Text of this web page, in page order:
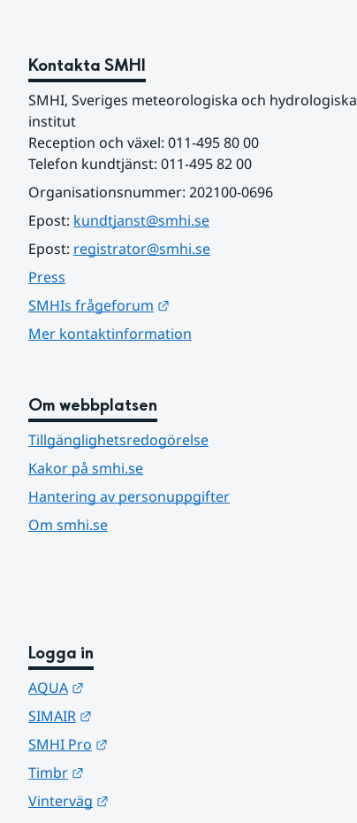
Kontakta SMHI
SMHI, Sveriges meteorologiska och hydrologiska
institut
Reception och växel: 011-495 80 00
Telefon kundtjänst: 011-495 82 00
Organisationsnummer: 202100-0696
Epost: kundtjanst@smhi.se
Epost: registrator@smhi.se
Press
SMHIs frågeforum
Mer kontaktinformation
Om webbplatsen
Tillgänglighetsredogörelse
Kakor på smhi.se
Hantering av personuppgifter
Om smhi.se
Logga in
AQUA
SIMAIR
SMHI Pro
Timbr
Vinterväg